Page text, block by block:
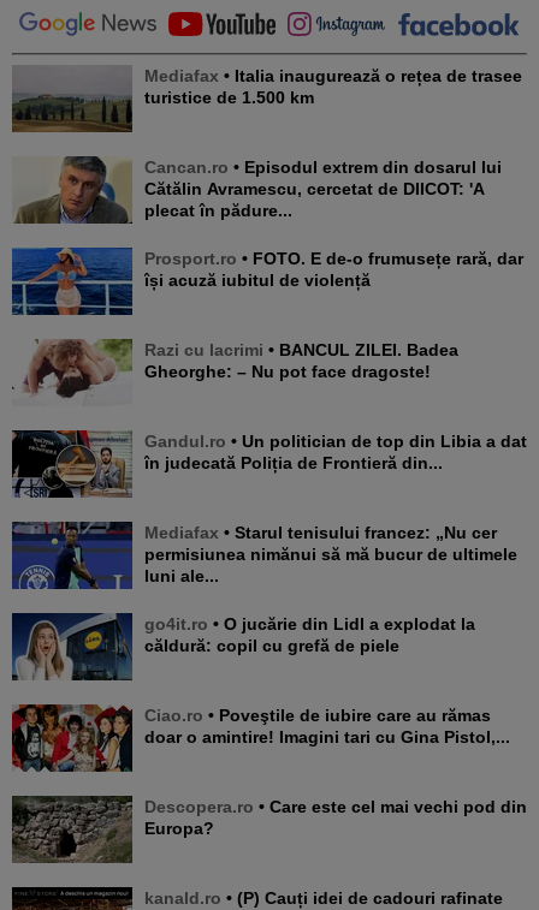
Mediafax • Italia inaugurează o rețea de trasee
turistice de 1.500 km
Cancan.ro • Episodul extrem din dosarul lui
Cătălin Avramescu, cercetat de DIICOT: 'A
plecat în pădure...
Prosport.ro • FOTO. E de-o frumusețe rară, dar
își acuză iubitul de violență
Razi cu lacrimi • BANCUL ZILEI. Badea
Gheorghe: – Nu pot face dragoste!
Gandul.ro • Un politician de top din Libia a dat
în judecată Poliția de Frontieră din...
Mediafax • Starul tenisului francez: „Nu cer
permisiunea nimănui să mă bucur de ultimele
luni ale...
go4it.ro • O jucărie din Lidl a explodat la
căldură: copil cu grefă de piele
Ciao.ro • Poveştile de iubire care au rămas
doar o amintire! Imagini tari cu Gina Pistol,...
Descopera.ro • Care este cel mai vechi pod din
Europa?
kanald.ro • (P) Cauți idei de cadouri rafinate